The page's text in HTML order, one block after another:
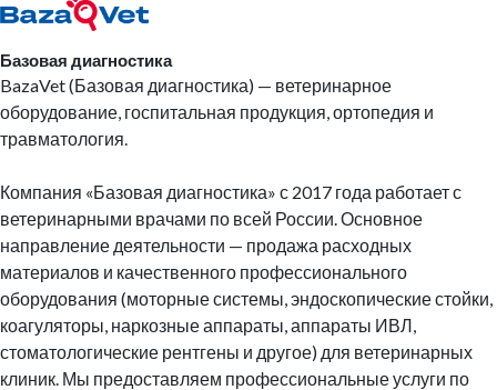
Базовая диагностика
BazaVet (Базовая диагностика) — ветеринарное
оборудование, госпитальная продукция, ортопедия и
травматология.
Компания «Базовая диагностика» с 2017 года работает с
ветеринарными врачами по всей России. Основное
направление деятельности — продажа расходных
материалов и качественного профессионального
оборудования (моторные системы, эндоскопические стойки,
коагуляторы, наркозные аппараты, аппараты ИВЛ,
стоматологические рентгены и другое) для ветеринарных
клиник. Мы предоставляем профессиональные услуги по